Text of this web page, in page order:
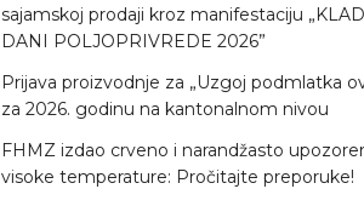
sajamskoj prodaji kroz manifestaciju
DANI POLJOPRIVREDE 2026”
Prijava proizvodnje za „Uzgoj podmlatka
za 2026. godinu na kantonalnom nivou
FHMZ izdao crveno i narandžasto
visoke temperature: Pročitajte preporuke!